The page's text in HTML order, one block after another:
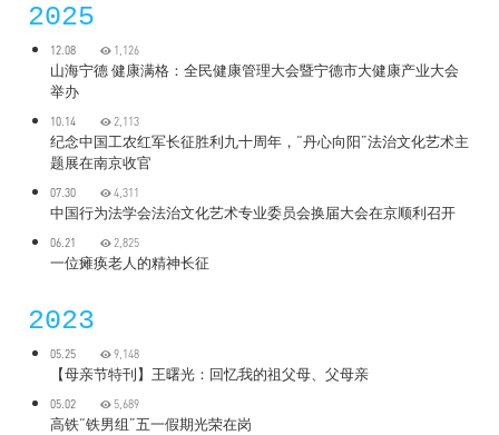
2025
12.08 1,126
山海宁德 健康满格：全民健康管理大会暨宁德市大健康产业大会
举办
10.14 2,113
纪念中国工农红军长征胜利九十周年，“丹心向阳”法治文化艺术主
题展在南京收官
07.30 4,311
中国行为法学会法治文化艺术专业委员会换届大会在京顺利召开
06.21 2,825
一位瘫痪老人的精神长征
2023
05.25 9,148
【母亲节特刊】王曙光：回忆我的祖父母、父母亲
05.02 5,689
高铁“铁男组”五一假期光荣在岗